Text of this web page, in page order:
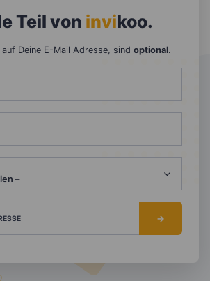
Teil von invikoo.
Deine E-Mail Adresse, sind optional.